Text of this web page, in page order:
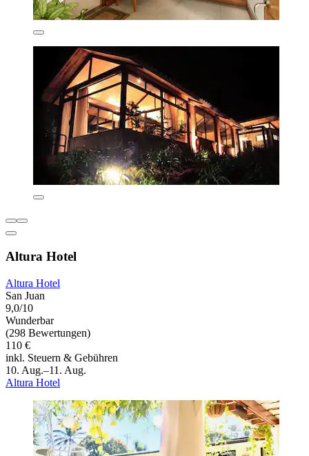
Altura Hotel
Altura Hotel
San Juan
9,0/10
Wunderbar
(298 Bewertungen)
110 €
inkl. Steuern & Gebühren
10. Aug.–11. Aug.
Altura Hotel